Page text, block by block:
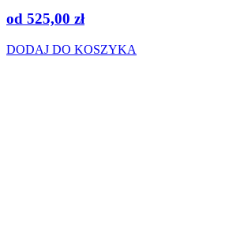
od 525,00 zł
DODAJ DO KOSZYKA